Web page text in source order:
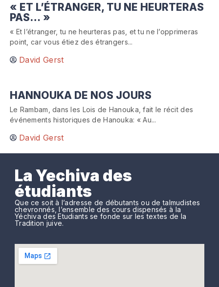
« ET L’ÉTRANGER, TU NE HEURTERAS
PAS… »
« Et l’étranger, tu ne heurteras pas, et tu ne l’opprimeras
point, car vous étiez des étrangers...
David Gerst
HANNOUKA DE NOS JOURS
Le Rambam, dans les Lois de Hanouka, fait le récit des
événements historiques de Hanouka: « Au...
David Gerst
La Yechiva des
étudiants
Que ce soit à l’adresse de débutants ou de talmudistes
chevronnés, l’ensemble des cours dispensés à la
Yéchiva des Etudiants se fonde sur les textes de la
Tradition juive.